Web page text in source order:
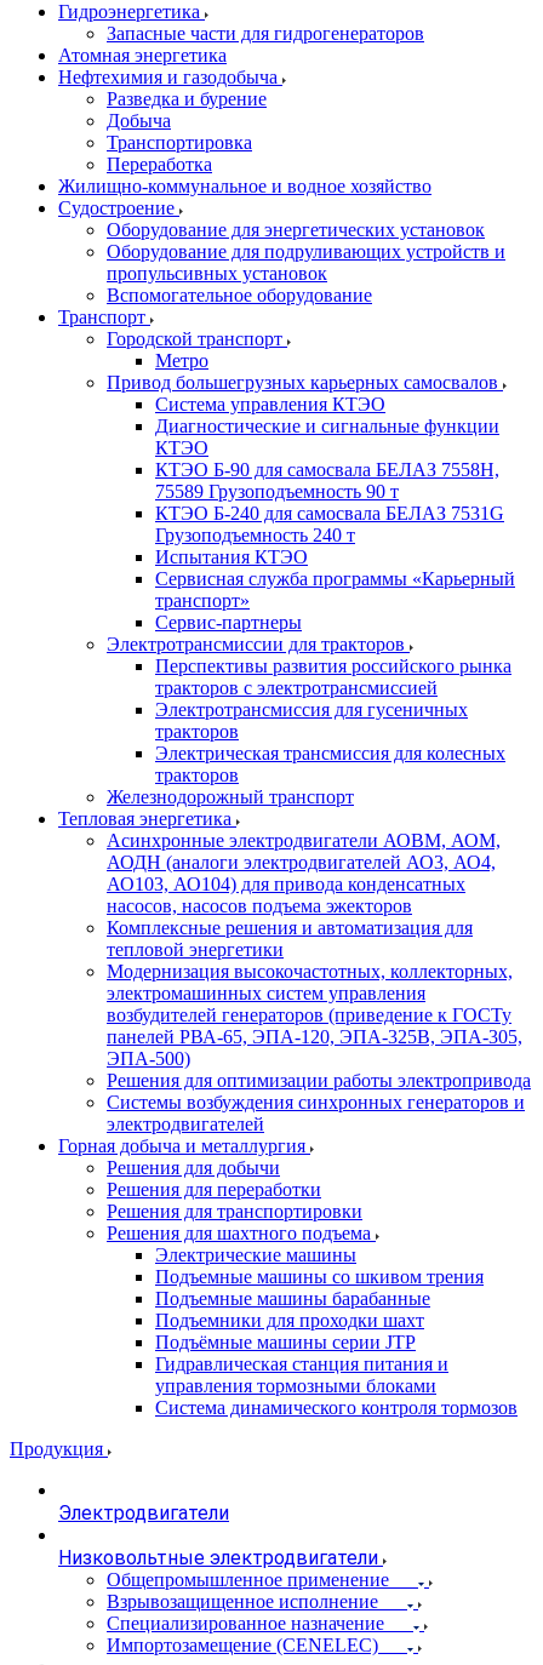
Гидроэнергетика
Запасные части для гидрогенераторов
Атомная энергетика
Нефтехимия и газодобыча
Разведка и бурение
Добыча
Транспортировка
Переработка
Жилищно-коммунальное и водное хозяйство
Судостроение
Оборудование для энергетических установок
Оборудование для подруливающих устройств и
пропульсивных установок
Вспомогательное оборудование
Транспорт
Городской транспорт
Метро
Привод большегрузных карьерных самосвалов
Система управления КТЭО
Диагностические и сигнальные функции
КТЭО
КТЭО Б-90 для самосвала БЕЛАЗ 7558H,
75589 Грузоподъемность 90 т
КТЭО Б-240 для самосвала БЕЛАЗ 7531G
Грузоподъемность 240 т
Испытания КТЭО
Сервисная служба программы «Карьерный
транспорт»
Сервис-партнеры
Электротрансмиссии для тракторов
Перспективы развития российского рынка
тракторов с электротрансмиссией
Электротрансмиссия для гусеничных
тракторов
Электрическая трансмиссия для колесных
тракторов
Железнодорожный транспорт
Тепловая энергетика
Асинхронные электродвигатели АОВМ, АОМ,
АОДН (аналоги электродвигателей АО3, АО4,
АО103, АО104) для привода конденсатных
насосов, насосов подъема эжекторов
Комплексные решения и автоматизация для
тепловой энергетики
Модернизация высокочастотных, коллекторных,
электромашинных систем управления
возбудителей генераторов (приведение к ГОСТу
панелей РВА-65, ЭПА-120, ЭПА-325В, ЭПА-305,
ЭПА-500)
Решения для оптимизации работы электропривода
Системы возбуждения синхронных генераторов и
электродвигателей
Горная добыча и металлургия
Решения для добычи
Решения для переработки
Решения для транспортировки
Решения для шахтного подъема
Электрические машины
Подъемные машины со шкивом трения
Подъемные машины барабанные
Подъемники для проходки шахт
Подъёмные машины серии JTP
Гидравлическая станция питания и
управления тормозными блоками
Система динамического контроля тормозов
Продукция
Электродвигатели
Низковольтные электродвигатели
Общепромышленное применение
Взрывозащищенное исполнение
Специализированное назначение
Импортозамещение (CENELEC)